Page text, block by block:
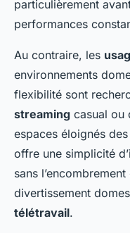
particulièrement
performances
Au contraire, les
environnements
flexibilité sont
streaming casual ou
espaces éloignés
offre une simplicité
sans
divertissement
télétravail.